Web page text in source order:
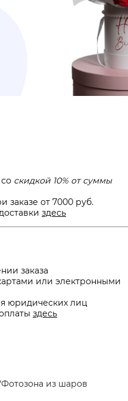
скидкой 10% от суммы
заказе от 7000 руб.
здесь
заказа
или электронными
юридических лиц
здесь
из шаров